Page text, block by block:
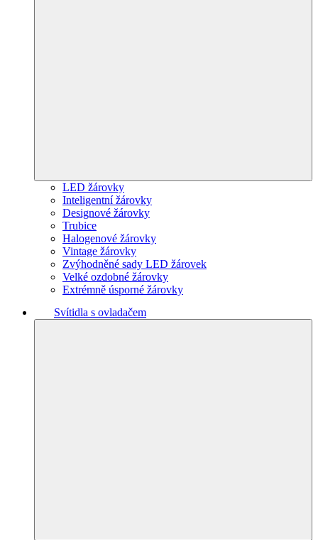
LED žárovky
Inteligentní žárovky
Designové žárovky
Trubice
Halogenové žárovky
Vintage žárovky
Zvýhodněné sady LED žárovek
Velké ozdobné žárovky
Extrémně úsporné žárovky
Svítidla s ovladačem